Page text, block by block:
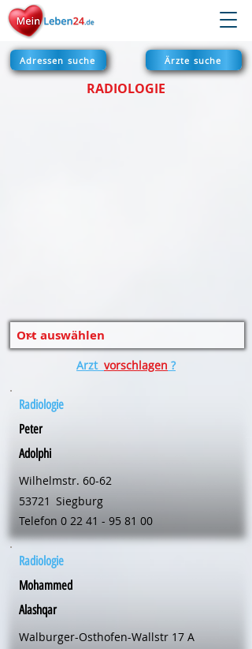
Adressen suche Ärzte suche
RADIOLOGIE
Arzt vorschlagen ?
Radiologie
Peter
Adolphi
Wilhelmstr. 60-62
53721 Siegburg
Telefon 0 22 41 - 95 81 00
Radiologie
Mohammed
Alashqar
Walburger-Osthofen-Wallstr 17 A